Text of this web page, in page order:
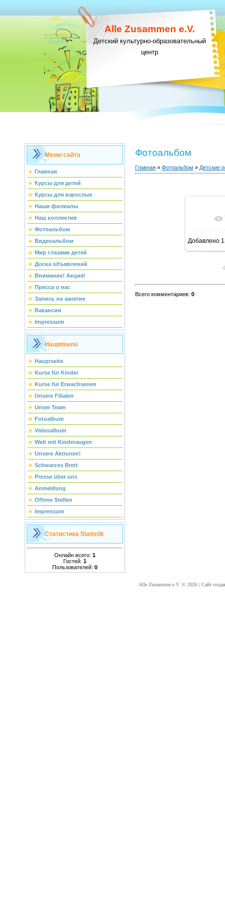
Alle Zusammen e.V.
Детский культурно-образовательный
центр
Меню сайта
Главная
Курсы для детей
Курсы для взрослых
Наши филиалы
Наш коллектив
Фотоальбом
Видеоальбом
Мир глазами детей
Доска объявлений
Внимание! Акция!
Пресса о нас
Запись на занятие
Вакансии
Impressum
Hauptmenü
Hauptseite
Kurse für Kinder
Kurse für Erwachsenen
Unsere Filialen
Unser Team
Fotoalbum
Videoalbum
Welt mit Kinderaugen
Unsere Aktionen!
Schwarzes Brett
Presse über uns
Anmeldung
Offene Stellen
Impressum
Статистика Statistik
Онлайн всего: 1
Гостей: 1
Пользователей: 0
Фотоальбом
Главная » Фотоальбом » Детские
В
Добавлено
Всего комментариев: 0
Alle Zusammen e.V. © 2026 | Сайт